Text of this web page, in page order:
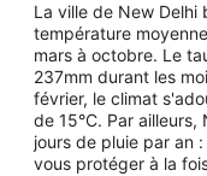
La ville de New Delhi
température
mars à octobre. Le
237mm durant les
février, le climat
de 15°C. Par ailleurs,
jours de pluie par an
vous protéger à la